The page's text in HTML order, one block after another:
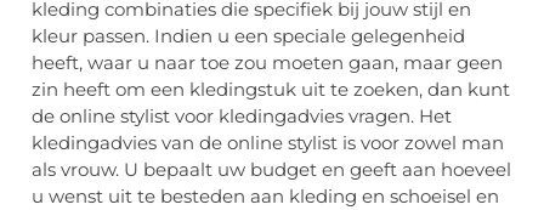
kleding combinaties die specifiek bij jouw stijl en
kleur passen. Indien u een speciale gelegenheid
heeft, waar u naar toe zou moeten gaan, maar geen
zin heeft om een kledingstuk uit te zoeken, dan kunt
de online stylist voor kledingadvies vragen. Het
kledingadvies van de online stylist is voor zowel man
als vrouw. U bepaalt uw budget en geeft aan hoeveel
u wenst uit te besteden aan kleding en schoeisel en